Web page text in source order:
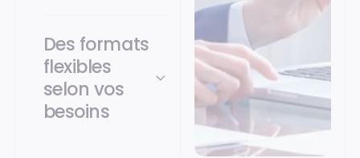
Des formats
flexibles
selon vos
besoins